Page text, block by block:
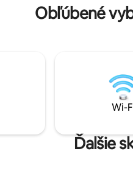
kanvica. Práčka
Letisko OSL 15
10 minút
kúrenie
Obľúbené
Wi-
Ďalšie